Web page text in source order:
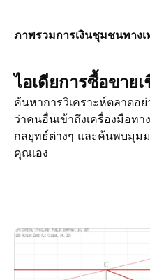
ภาพรวมการเงินชุมชนทาง
ไอเดียการซื้อขาย
ค้นหาการวิเคราะห์ตลาดอย่
ว่าคนอื่นเข้าถึงเครื่องมือทา
กลยุทธ์ต่างๆ และค้นพบมุม
คุณเอง